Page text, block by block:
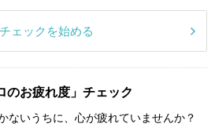
ェックを始める
のお疲れ度」チェック
ないうちに、心が疲れていませんか？